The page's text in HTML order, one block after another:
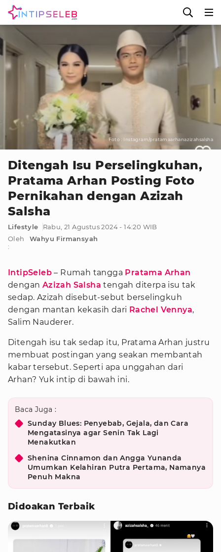
Foto : Instagram/pratamaarhanazizahsalsha
Ditengah Isu Perselingkuhan,
Pratama Arhan Posting Foto
Pernikahan dengan Azizah
Salsha
Lifestyle
Rabu, 21 Agustus 2024 - 14:20 WIB
Oleh
:
Wahyu Firmansyah
IntipSeleb – Rumah tangga Pratama Arhan
dengan Azizah Salsha tengah diterpa isu tak
sedap. Azizah disebut-sebut berselingkuh
dengan mantan kekasih dari Rachel Vennya,
Salim Nauderer.
Ditengah isu tak sedap itu, Pratama Arhan justru
membuat postingan yang seakan membantah
kabar tersebut. Seperti apa unggahan dari
Arhan? Yuk intip di bawah ini.
Baca Juga :
Sunday Blues: Penyebab, Gejala, dan Cara
Mengatasinya agar Senin Tak Lagi
Menakutkan
Shenina Cinnamon dan Angga Yunanda
Umumkan Kelahiran Putra Pertama, Namanya
Penuh Makna
Didoakan Terbaik